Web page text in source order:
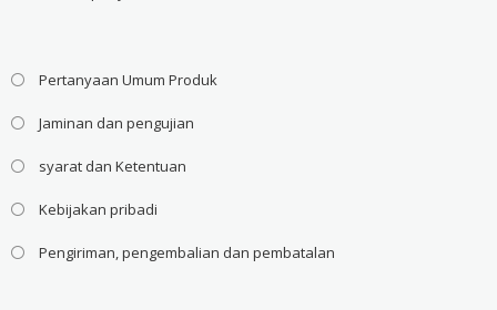
Pertanyaan Umum Produk
Jaminan dan pengujian
syarat dan Ketentuan
Kebijakan pribadi
Pengiriman, pengembalian dan pembatalan